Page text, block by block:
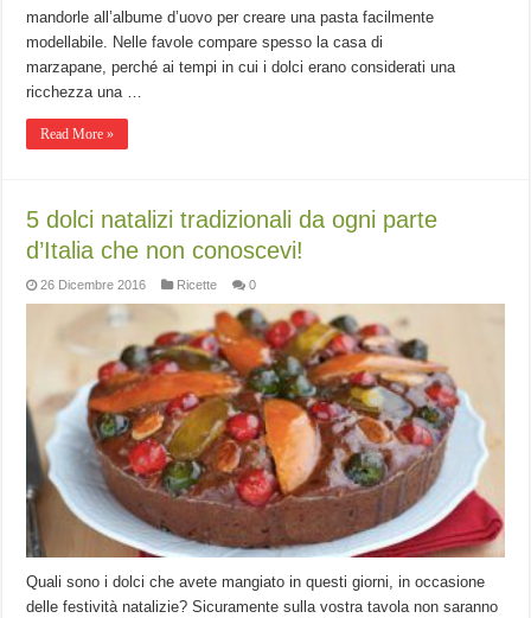
mandorle all’albume d’uovo per creare una pasta facilmente
modellabile. Nelle favole compare spesso la casa di
marzapane, perché ai tempi in cui i dolci erano considerati una
ricchezza una …
Read More »
5 dolci natalizi tradizionali da ogni parte
d’Italia che non conoscevi!
26 Dicembre 2016 Ricette 0
Quali sono i dolci che avete mangiato in questi giorni, in occasione
delle festività natalizie? Sicuramente sulla vostra tavola non saranno